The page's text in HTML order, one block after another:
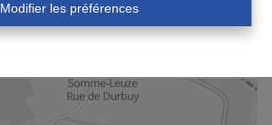
Modifier les préférences